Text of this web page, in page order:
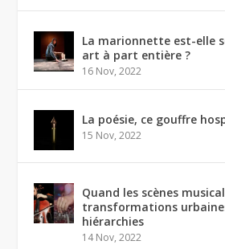
La marionnette est-elle
art à part entière ?
16 Nov, 2022
La poésie, ce gouffre
15 Nov, 2022
Quand les scènes
transformations
hiérarchies
14 Nov, 2022